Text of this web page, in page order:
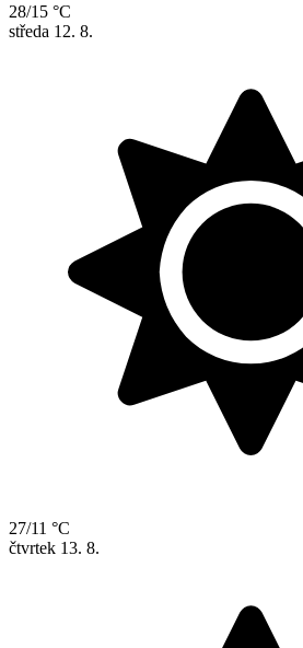
28/15 °C
středa 12. 8.
27/11 °C
čtvrtek 13. 8.